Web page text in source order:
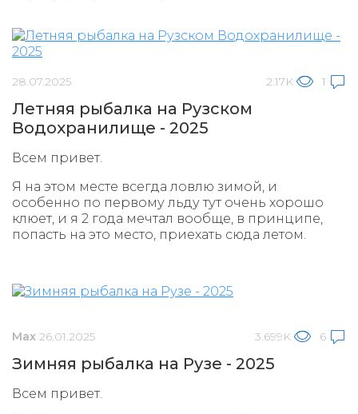
28.07.2025 2.17K 1
Летняя рыбалка на Рузском
Водохранилище - 2025
Всем привет.
Я на этом месте всегда ловлю зимой, и
особенно по первому льду тут очень хорошо
клюет, и я 2 года мечтал вообще, в принципе,
попасть на это место, приехать сюда летом.
Max 26.01.2025 3.699K 6
Зимняя рыбалка на Рузе - 2025
Всем привет.